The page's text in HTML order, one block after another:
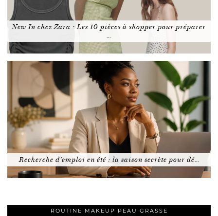
New In chez Zara : Les 10 pièces à shopper pour préparer
…
Recherche d’emploi en été : la saison secrète pour dé…
ROUTINE MAKEUP PEAU GRASSE